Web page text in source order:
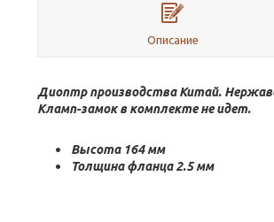
Описание
Диоптр производства Китай.
Кламп-замок в комплекте не идет.
Высота 164 мм
Толщина фланца 2.5 мм